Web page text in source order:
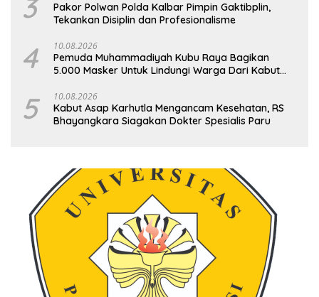
Pakor Polwan Polda Kalbar Pimpin Gaktibplin,
Tekankan Disiplin dan Profesionalisme
4 10.08.2026
Pemuda Muhammadiyah Kubu Raya Bagikan
5.000 Masker Untuk Lindungi Warga Dari Kabut
5 10.08.2026
Kabut Asap Karhutla Mengancam Kesehatan, RS
Bhayangkara Siagakan Dokter Spesialis Paru